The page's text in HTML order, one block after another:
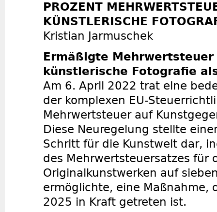
PROZENT
KÜNSTLERISCHE
Kristian Jarmuschek
Ermäßigte
künstlerische Fotografie
Am 6. April 2022 trat eine
der komplexen EU-
Mehrwertsteuer auf
Diese Neuregelung stellte
Schritt für die Kunstwelt dar,
des Mehrwertsteuersatzes für
Originalkunstwerken auf
ermöglichte, eine Maßnahme,
2025 in Kraft getreten ist.